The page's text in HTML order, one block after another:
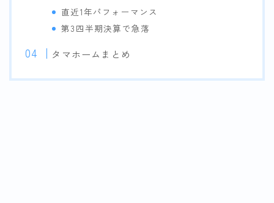
直近1年パフォーマンス
第3四半期決算で急落
タマホームまとめ